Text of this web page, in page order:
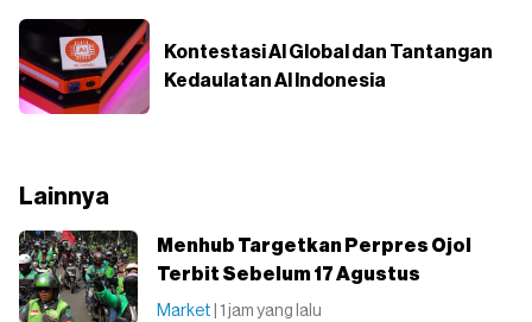
Kontestasi AI Global dan Tantangan
Kedaulatan AI Indonesia
Lainnya
Menhub Targetkan Perpres Ojol
Terbit Sebelum 17 Agustus
Market | 1 jam yang lalu